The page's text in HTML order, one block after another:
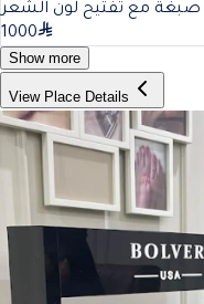
1000
Show more
View Place Details